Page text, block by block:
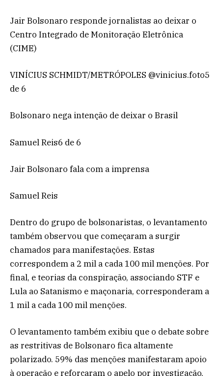
Jair Bolsonaro responde jornalistas ao deixar o
Centro Integrado de Monitoração Eletrônica
(CIME)
VINÍCIUS SCHMIDT/METRÓPOLES @vinicius.foto5
de 6
Bolsonaro nega intenção de deixar o Brasil
Samuel Reis6 de 6
Jair Bolsonaro fala com a imprensa
Samuel Reis
Dentro do grupo de bolsonaristas, o levantamento
também observou que começaram a surgir
chamados para manifestações. Estas
correspondem a 2 mil a cada 100 mil menções. Por
final, e teorias da conspiração, associando STF e
Lula ao Satanismo e maçonaria, corresponderam a
1 mil a cada 100 mil menções.
O levantamento também exibiu que o debate sobre
as restritivas de Bolsonaro fica altamente
polarizado. 59% das menções manifestaram apoio
à operação e reforçaram o apelo por investigação,